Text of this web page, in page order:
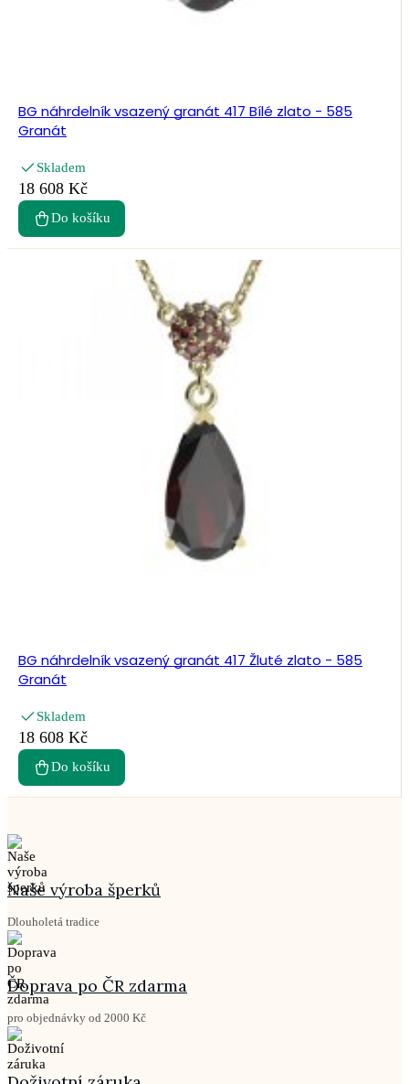
BG náhrdelník vsazený granát 417 Bílé zlato - 585
Granát
Skladem
18 608 Kč
Do košíku
BG náhrdelník vsazený granát 417 Žluté zlato - 585
Granát
Skladem
18 608 Kč
Do košíku
Naše výroba šperků
Dlouholetá tradice
Doprava po ČR zdarma
pro objednávky od 2000 Kč